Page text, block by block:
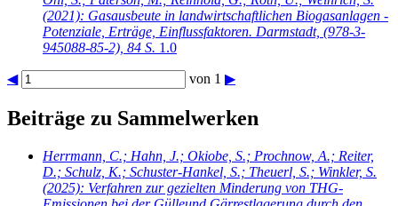
(2021): Gasausbeute in landwirtschaftlichen Biogasanlagen -
Potenziale, Erträge, Einflussfaktoren. Darmstadt, (978-3-
945088-85-2), 84 S. 1.0
◀ von 1 ▶
Beiträge zu Sammelwerken
Herrmann, C.; Hahn, J.; Okiobe, S.; Prochnow, A.; Reiter,
D.; Schulz, K.; Schuster-Hankel, S.; Theuerl, S.; Winkler, S.
(2025): Verfahren zur gezielten Minderung von THG-